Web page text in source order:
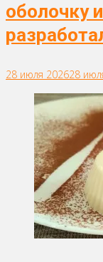
оболочку
28 июля 202628